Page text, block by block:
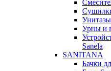
Урны и
Sanela
SANITANA
Бачки